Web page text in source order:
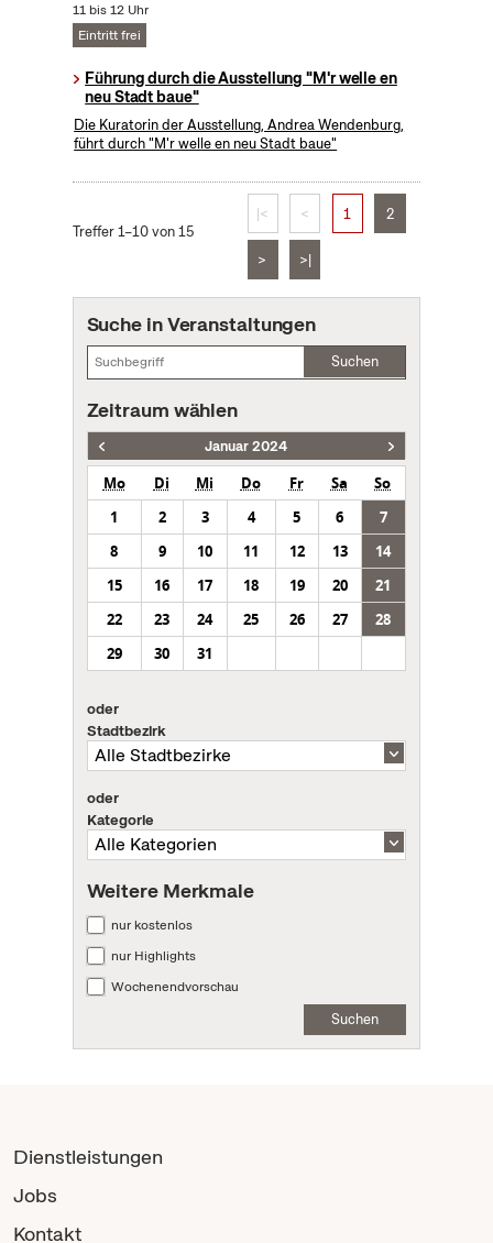
11 bis 12 Uhr
Eintritt frei
Führung durch die Ausstellung "M'r welle en
neu Stadt baue"
Die Kuratorin der Ausstellung, Andrea Wendenburg,
führt durch "M'r welle en neu Stadt baue"
Treffer 1–10 von 15
|< < 1 2
> >|
Suche in Veranstaltungen
Suchen
Zeitraum wählen
Januar 2024
Mo Di Mi Do Fr Sa
So
1
2 3 4 5 6
7
8
9 10 11 12 13
14
15
16 17 18 19 20
21
22
23 24 25 26 27
28
29
30 31
oder
Stadtbezirk
oder
Kategorie
Weitere Merkmale
nur kostenlos
nur Highlights
Wochenendvorschau
Suchen
Dienstleistungen
Jobs
Kontakt